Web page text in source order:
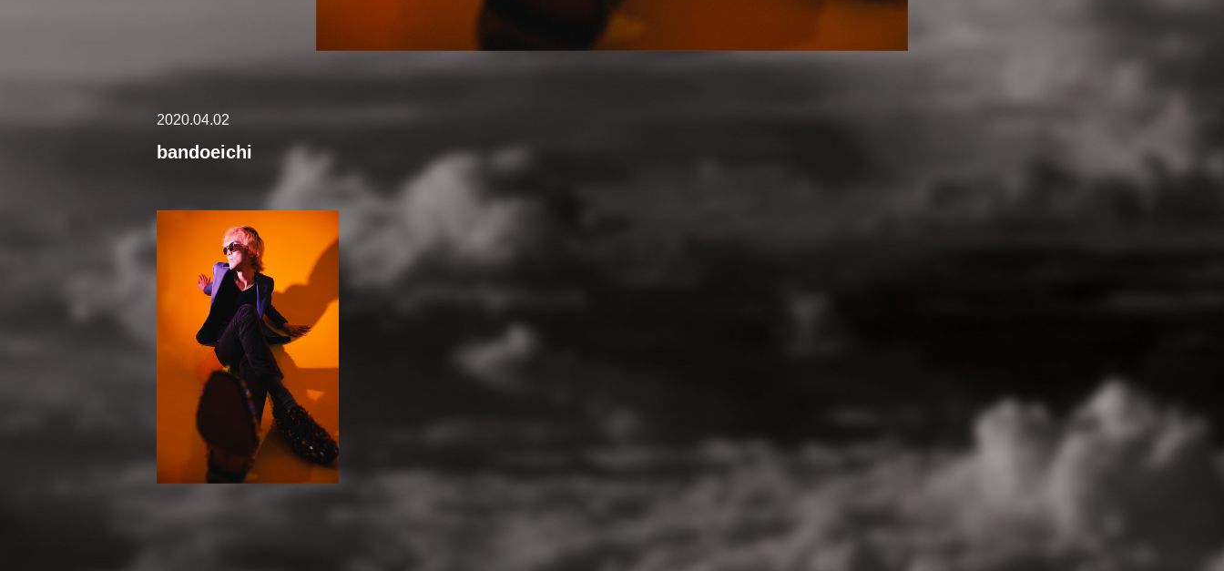
2020.04.02
bandoeichi